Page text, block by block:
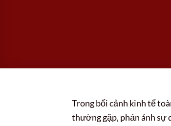
Trong bối cảnh kinh tế
thường gặp, phản ánh sự